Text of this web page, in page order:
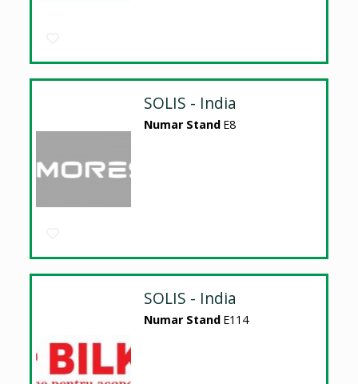
SOLIS - India
Numar Stand E8
SOLIS - India
Numar Stand E114